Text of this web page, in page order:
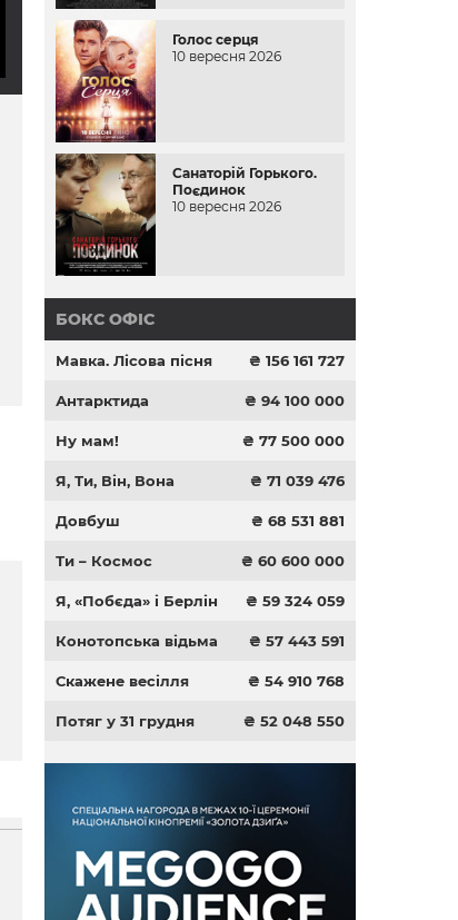
Голос серця
10 вересня 2026
Санаторій Горького.
Поєдинок
10 вересня 2026
БОКС ОФІС
Мавка. Лісова пісня ₴ 156 161 727
Антарктида ₴ 94 100 000
Ну мам! ₴ 77 500 000
Я, Ти, Він, Вона ₴ 71 039 476
Довбуш ₴ 68 531 881
Ти – Космос ₴ 60 600 000
Я, «Побєда» і Берлін ₴ 59 324 059
Конотопська відьма ₴ 57 443 591
Скажене весілля ₴ 54 910 768
Потяг у 31 грудня ₴ 52 048 550